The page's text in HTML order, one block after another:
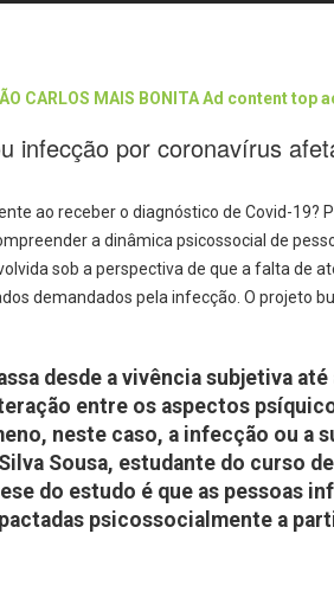
infecção por coronavírus
ao receber o diagnóstico de Covid-19?
a dinâmica psicossocial de
sob a perspectiva de que a falta de
demandados pela infecção. O projeto
desde a vivência subjetiva
entre os aspectos
neste caso, a infecção ou a
Sousa, estudante do curso
do estudo é que as pessoas
psicossocialmente a